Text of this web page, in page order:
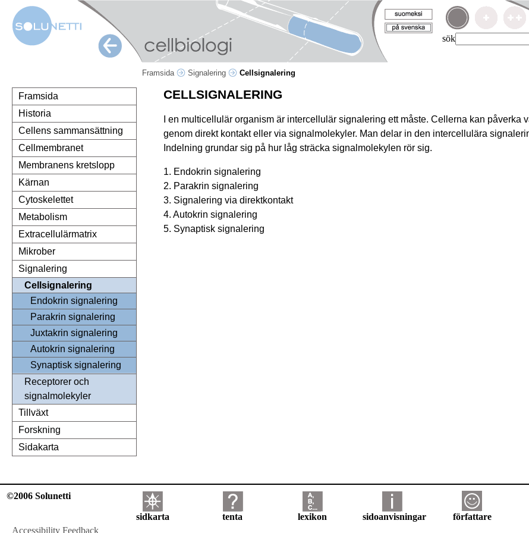
sök
Framsida Signalering Cellsignalering
Framsida
Historia
Cellens sammansättning
Cellmembranet
Membranens kretslopp
Kärnan
Cytoskelettet
Metabolism
Extracellulärmatrix
Mikrober
Signalering
Cellsignalering
Endokrin signalering
Parakrin signalering
Juxtakrin signalering
Autokrin signalering
Synaptisk signalering
Receptorer och
signalmolekyler
Tillväxt
Forskning
Sidakarta
CELLSIGNALERING
I en multicellulär organism är intercellulär signalering ett måste. Cellerna kan påverka
genom direkt kontakt eller via signalmolekyler. Man delar in den intercellulära
Indelning grundar sig på hur låg sträcka signalmolekylen rör sig.
1. Endokrin signalering
2. Parakrin signalering
3. Signalering via direktkontakt
4. Autokrin signalering
5. Synaptisk signalering
©2006 Solunetti
sidkarta tenta lexikon sidoanvisningar
författare
Accessibility Feedback